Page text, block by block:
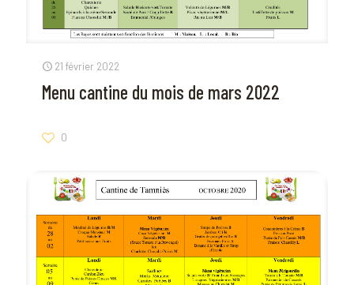
21 février 2022
Menu cantine du mois de mars 2022
0